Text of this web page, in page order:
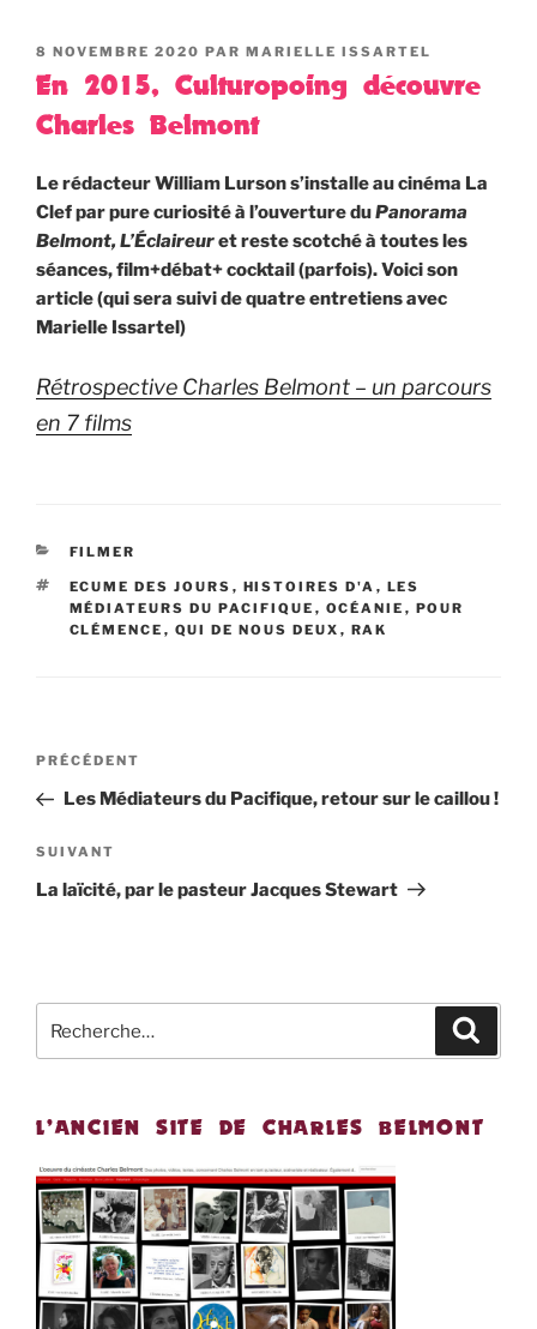
PUBLIÉ
LE
8 NOVEMBRE 2020 PAR MARIELLE ISSARTEL
En 2015, Culturopoing découvre
Charles Belmont
Le rédacteur William Lurson s’installe au cinéma La
Clef par pure curiosité à l’ouverture duPanorama
Belmont, L’Éclaireuret reste scotché à toutes les
séances, film+débat+ cocktail (parfois). Voici son
article (qui sera suivi de quatre entretiens avec
Marielle Issartel)
Rétrospective Charles Belmont – un parcours
en 7 films
CATÉGORIES
FILMER
ÉTIQUETTES
ECUME DES JOURS , HISTOIRES D'A , LES
MÉDIATEURS DU PACIFIQUE , OCÉANIE , POUR
CLÉMENCE , QUI DE NOUS DEUX , RAK
Navigation
l’article
Article
précédent
PRÉCÉDENT
Les Médiateurs du Pacifique, retour sur le caillou !
Article
suivant
SUIVANT
La laïcité, par le pasteur Jacques Stewart
pour
L’ANCIEN SITE DE CHARLES BELMONT